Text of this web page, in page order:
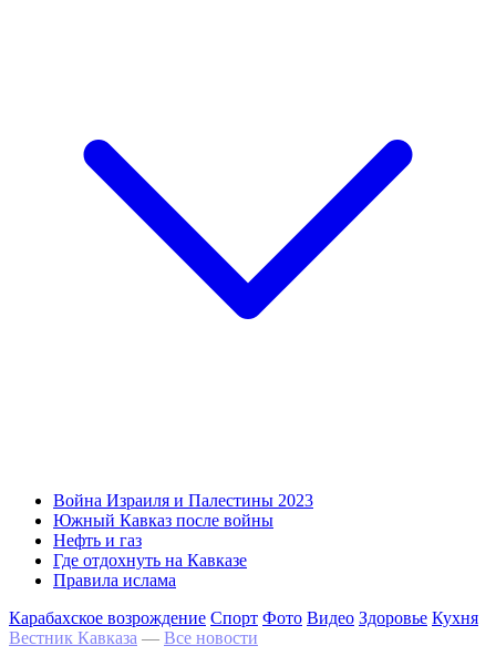
Война Израиля и Палестины 2023
Южный Кавказ после войны
Нефть и газ
Где отдохнуть на Кавказе
Правила ислама
Карабахское возрождение Спорт Фото Видео Здоровье Кухня
Вестник Кавказа — Все новости